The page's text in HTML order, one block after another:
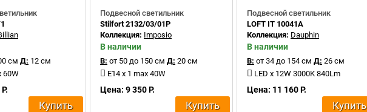
см Д: 12 см
60W
Купить
Подвесной светильник
Stilfort 2132/03/01P
Коллекция: Imposio
В наличии
В: от 50 до 150 см Д: 20 см
E14 x 1 max 40W
Цена: 9 350 Р.
Купить
Подвесной светильник
LOFT IT 10041A
Коллекция: Dauphin
В наличии
В: от 34 до 154 см Д: 26 см
LED x 12W 3000K 840Lm
Цена: 11 160 Р.
Купить